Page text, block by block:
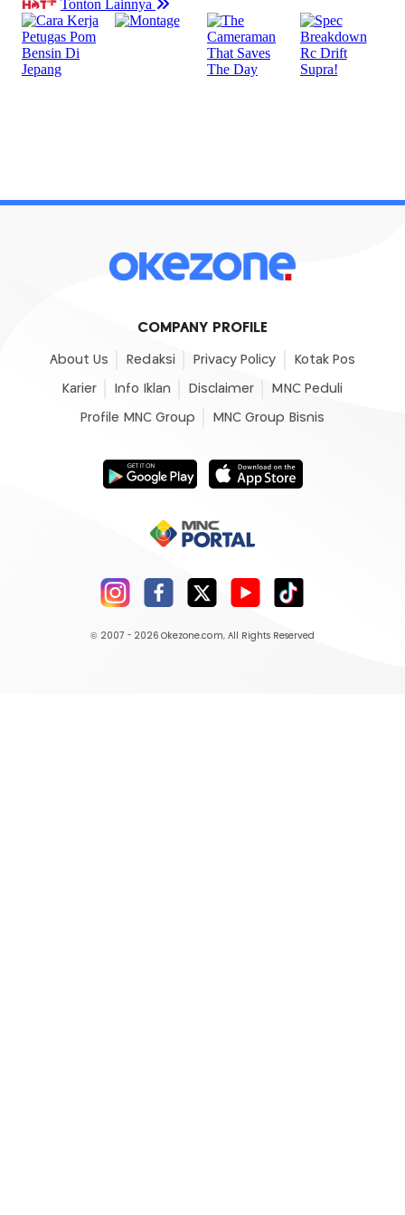
COMPANY PROFILE
About Us Redaksi Privacy Policy Kotak Pos
Karier Info Iklan Disclaimer MNC Peduli
Profile MNC Group MNC Group Bisnis
© 2007 - 2026 Okezone.com, All Rights Reserved